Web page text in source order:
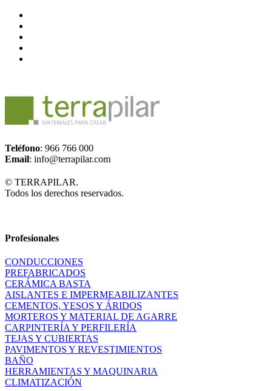
Teléfono: 966 766 000
Email: info@terrapilar.com
© TERRAPILAR.
Todos los derechos reservados.
Profesionales
CONDUCCIONES
PREFABRICADOS
CERÁMICA BASTA
AISLANTES E IMPERMEABILIZANTES
CEMENTOS, YESOS Y ÁRIDOS
MORTEROS Y MATERIAL DE AGARRE
CARPINTERÍA Y PERFILERÍA
TEJAS Y CUBIERTAS
PAVIMENTOS Y REVESTIMIENTOS
BAÑO
HERRAMIENTAS Y MAQUINARIA
CLIMATIZACIÓN